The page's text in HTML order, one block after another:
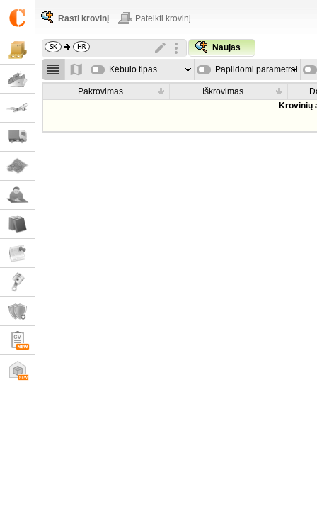
Rasti krovinį Pateikti krovinį
Naujas
Kėbulo tipas Papildomi parametrai
Pakrovimas Iškrovimas
Krovinių